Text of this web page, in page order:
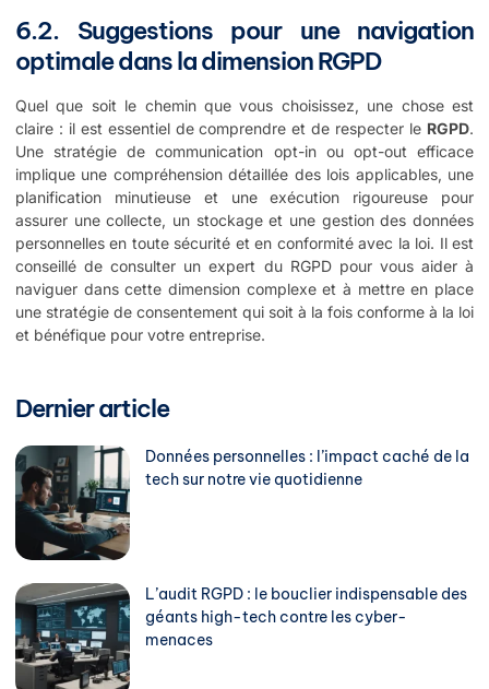
6.2. Suggestions pour une navigation
optimale dans la dimension RGPD
Quel que soit le chemin que vous choisissez, une chose est
claire : il est essentiel de comprendre et de respecter le RGPD.
Une stratégie de communication opt-in ou opt-out efficace
implique une compréhension détaillée des lois applicables, une
planification minutieuse et une exécution rigoureuse pour
assurer une collecte, un stockage et une gestion des données
personnelles en toute sécurité et en conformité avec la loi. Il est
conseillé de consulter un expert du RGPD pour vous aider à
naviguer dans cette dimension complexe et à mettre en place
une stratégie de consentement qui soit à la fois conforme à la loi
et bénéfique pour votre entreprise.
Dernier article
Données personnelles : l’impact caché de la
tech sur notre vie quotidienne
L’audit RGPD : le bouclier indispensable des
géants high-tech contre les cyber-
menaces